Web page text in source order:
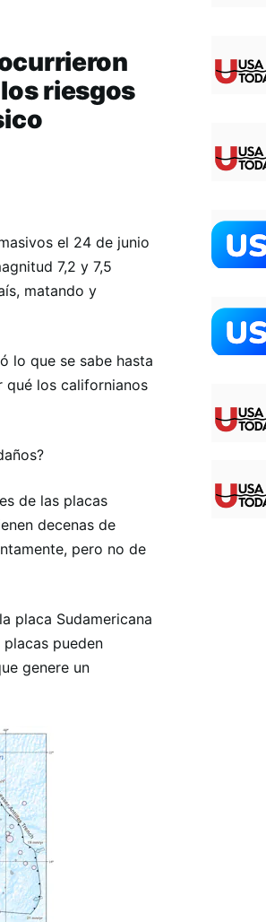
riesgos
el 24 de junio
7,2 y 7,5
matando y
lo que se sabe hasta
qué los californianos
de las placas
decenas de
pero no de
placa Sudamericana
pueden
genere un